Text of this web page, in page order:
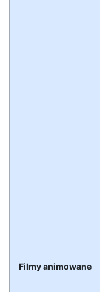
Filmy animowane